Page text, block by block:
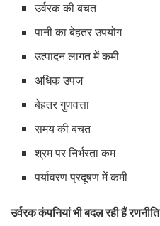
उर्वरक की बचत
पानी का बेहतर उपयोग
उत्पादन लागत में कमी
अधिक उपज
बेहतर गुणवत्ता
समय की बचत
श्रम पर निर्भरता कम
पर्यावरण प्रदूषण में कमी
उर्वरक कंपनियां भी बदल रही हैं रणनीति